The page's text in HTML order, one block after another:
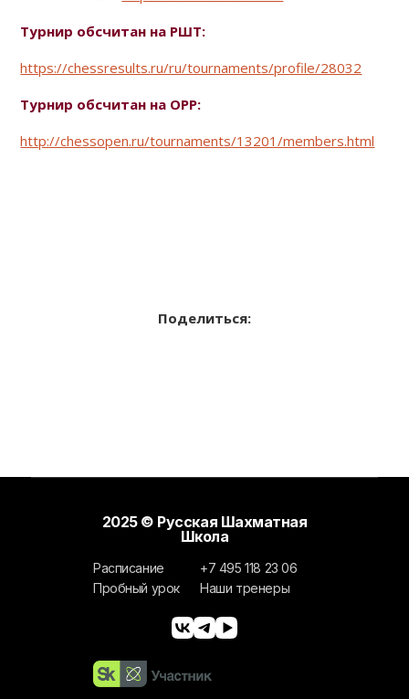
Турнир обсчитан на РШТ:
https://chessresults.ru/ru/tournaments/profile/28032
Турнир обсчитан на ОРР:
http://chessopen.ru/tournaments/13201/members.html
Поделиться:
2025 © Русская Шахматная
Школа
+7 495 118 23 06
Наши тренеры
Расписание
Пробный урок